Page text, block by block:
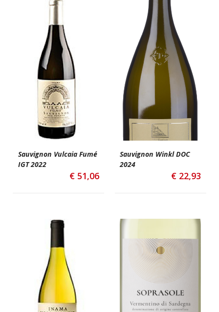
Sauvignon Vulcaia Fumé
IGT 2022
€ 51,06
Sauvignon Winkl DOC
2024
€ 22,93